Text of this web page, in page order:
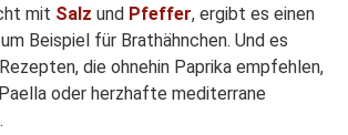
mit Salz und Pfeffer, ergibt es einen
Beispiel für Brathähnchen. Und es
die ohnehin Paprika empfehlen,
oder herzhafte mediterrane